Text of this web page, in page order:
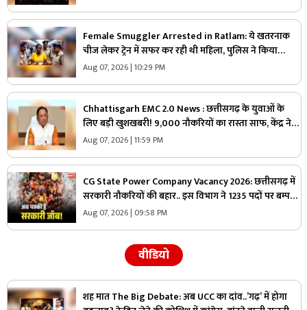
Female Smuggler Arrested in Ratlam: ये खतरनाक
चीज लेकर ट्रेन में सफर कर रही थी महिला, पुलिस ने किया
गिरफ्तार, जांच में सामने आई चौंकाने वाली सच्चाई
Aug 07, 2026 | 10:29 PM
Chhattisgarh EMC 2.0 News : छत्तीसगढ़ के युवाओं के
लिए बड़ी खुशखबरी! 9,000 नौकरियों का रास्ता साफ, केंद्र ने
दी मेगा प्रोजेक्ट को मंजूरी
Aug 07, 2026 | 11:59 PM
CG State Power Company Vacancy 2026: छत्तीसगढ़ में
सरकारी नौकरियों की बहार.. इस विभाग ने 1235 पदों पर बम्पर
भर्ती, डाटा एंट्री ऑपरेटर के ही 400 पद
Aug 07, 2026 | 09:58 PM
वीडियो
शह मात The Big Debate: अब UCC का दांव..’गढ़’ में होगा